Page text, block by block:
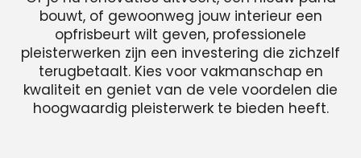
bouwt, of gewoonweg jouw interieur een
opfrisbeurt wilt geven, professionele
pleisterwerken zijn een investering die zichzelf
terugbetaalt. Kies voor vakmanschap en
kwaliteit en geniet van de vele voordelen die
hoogwaardig pleisterwerk te bieden heeft.